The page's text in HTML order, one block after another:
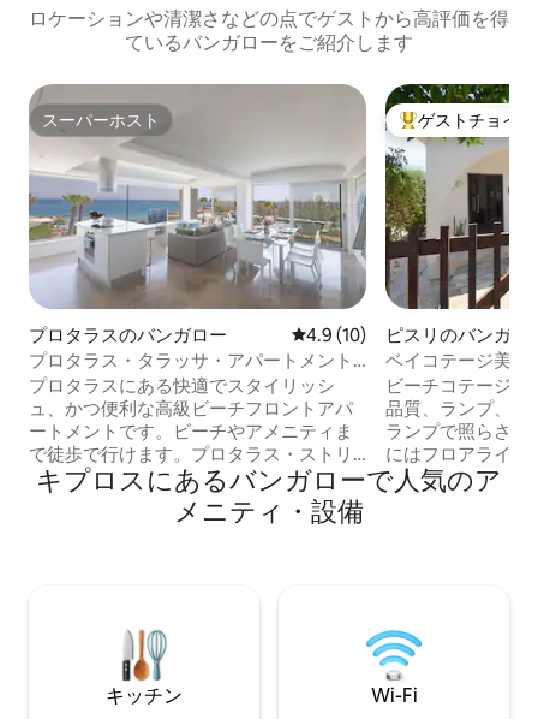
ロケーションや清潔さなどの点でゲストから高評価を得
ているバンガローをご紹介します
スーパーホスト
スーパーホスト
プロタラスのバンガロー レビュー10件、5つ星中4.9つ
4.9 (10)
プロタラス・タラッサ・アパートメント
TA206
プロタラスにある快適でスタイリッシ
ュ、かつ便利な高級ビーチフロントアパ
ートメントです。ビーチやアメニティま
で徒歩で行けます。プロタラス・ストリ
ップから数分です。素晴らしい海の景色
を眺めることができる、オープンプラン
のリビング、キッチン、ダイニングエリ
ムには専用バスルームがあります。共用
プール、サンラウンジャー、ビーチまで
徒歩数歩。全館エアコン完備、高速Wi-
Fi。絶景が見える理想的なビーチフロント
大好評のゲスト
ゲストチョイス
ピスリのバンガロ
ベイコテージ美し
ジ - ビーチエリア
ビーチコテージ
品質、ランプ、天
ランプで照らされ
にはフロアライト
ます。 マットレ
憶フォームで、ス
トな隠れ家的な庭
スミンのそばで屋
ことができます。
ンジャー、ピクニ
キプロスにあるバンガローで人気のア
メニティ・設備
キッチン Wi-Fi